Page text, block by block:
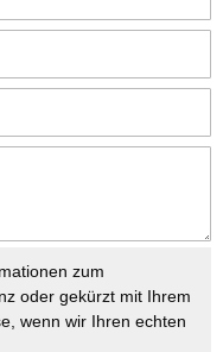
zum
oder gekürzt mit Ihrem
wenn wir Ihren echten